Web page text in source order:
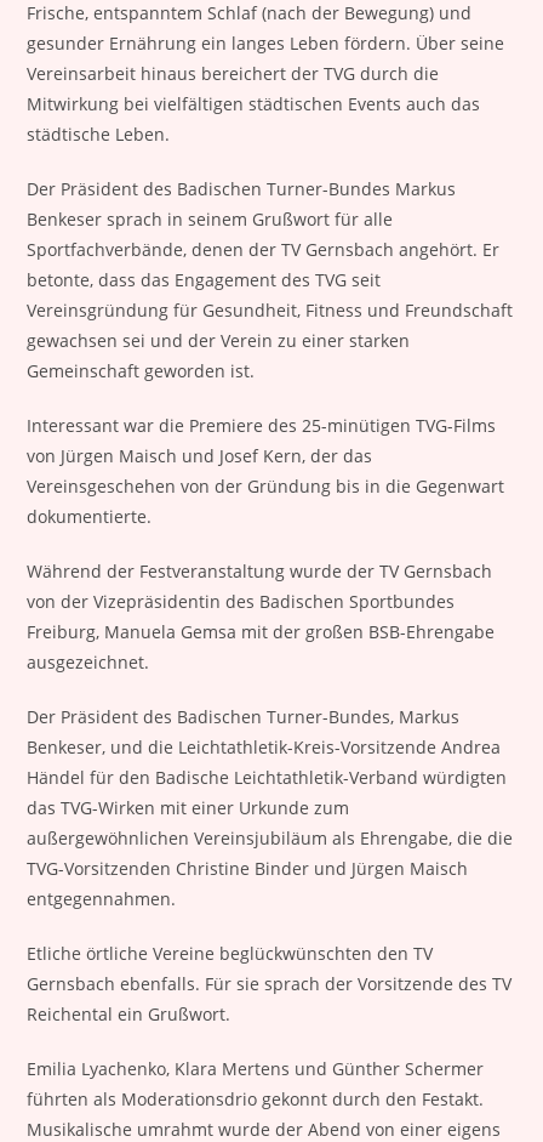
Frische, entspanntem Schlaf (nach der Bewegung) und
gesunder Ernährung ein langes Leben fördern. Über seine
Vereinsarbeit hinaus bereichert der TVG durch die
Mitwirkung bei vielfältigen städtischen Events auch das
städtische Leben.
Der Präsident des Badischen Turner-Bundes Markus
Benkeser sprach in seinem Grußwort für alle
Sportfachverbände, denen der TV Gernsbach angehört. Er
betonte, dass das Engagement des TVG seit
Vereinsgründung für Gesundheit, Fitness und Freundschaft
gewachsen sei und der Verein zu einer starken
Gemeinschaft geworden ist.
Interessant war die Premiere des 25-minütigen TVG-Films
von Jürgen Maisch und Josef Kern, der das
Vereinsgeschehen von der Gründung bis in die Gegenwart
dokumentierte.
Während der Festveranstaltung wurde der TV Gernsbach
von der Vizepräsidentin des Badischen Sportbundes
Freiburg, Manuela Gemsa mit der großen BSB-Ehrengabe
ausgezeichnet.
Der Präsident des Badischen Turner-Bundes, Markus
Benkeser, und die Leichtathletik-Kreis-Vorsitzende Andrea
Händel für den Badische Leichtathletik-Verband würdigten
das TVG-Wirken mit einer Urkunde zum
außergewöhnlichen Vereinsjubiläum als Ehrengabe, die die
TVG-Vorsitzenden Christine Binder und Jürgen Maisch
entgegennahmen.
Etliche örtliche Vereine beglückwünschten den TV
Gernsbach ebenfalls. Für sie sprach der Vorsitzende des TV
Reichental ein Grußwort.
Emilia Lyachenko, Klara Mertens und Günther Schermer
führten als Moderationsdrio gekonnt durch den Festakt.
Musikalische umrahmt wurde der Abend von einer eigens